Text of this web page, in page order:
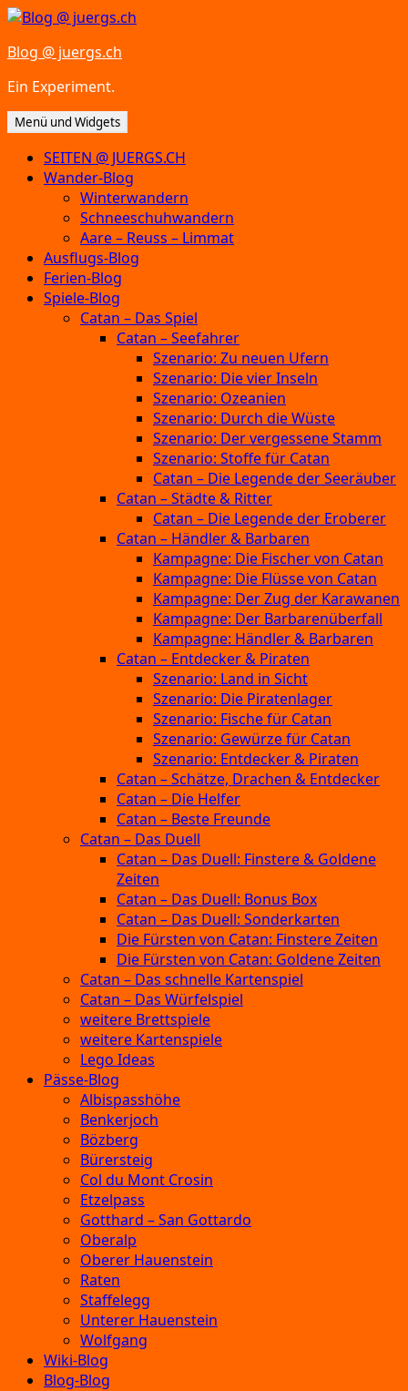
Zum
springen
Blog @ juergs.ch
Ein Experiment.
Menü und Widgets
SEITEN @ JUERGS.CH
Wander-Blog
Winterwandern
Schneeschuhwandern
Aare – Reuss – Limmat
Ausflugs-Blog
Ferien-Blog
Spiele-Blog
Catan – Das Spiel
Catan – Seefahrer
Szenario: Zu neuen Ufern
Szenario: Die vier Inseln
Szenario: Ozeanien
Szenario: Durch die Wüste
Szenario: Der vergessene Stamm
Szenario: Stoffe für Catan
Catan – Die Legende der Seeräuber
Catan – Städte & Ritter
Catan – Die Legende der Eroberer
Catan – Händler & Barbaren
Kampagne: Die Fischer von Catan
Kampagne: Die Flüsse von Catan
Kampagne: Der Zug der Karawanen
Kampagne: Der Barbarenüberfall
Kampagne: Händler & Barbaren
Catan – Entdecker & Piraten
Szenario: Land in Sicht
Szenario: Die Piratenlager
Szenario: Fische für Catan
Szenario: Gewürze für Catan
Szenario: Entdecker & Piraten
Catan – Schätze, Drachen & Entdecker
Catan – Die Helfer
Catan – Beste Freunde
Catan – Das Duell
Catan – Das Duell: Finstere & Goldene
Zeiten
Catan – Das Duell: Bonus Box
Catan – Das Duell: Sonderkarten
Die Fürsten von Catan: Finstere Zeiten
Die Fürsten von Catan: Goldene Zeiten
Catan – Das schnelle Kartenspiel
Catan – Das Würfelspiel
weitere Brettspiele
weitere Kartenspiele
Lego Ideas
Pässe-Blog
Albispasshöhe
Benkerjoch
Bözberg
Bürersteig
Col du Mont Crosin
Etzelpass
Gotthard – San Gottardo
Oberalp
Oberer Hauenstein
Raten
Staffelegg
Unterer Hauenstein
Wolfgang
Wiki-Blog
Blog-Blog